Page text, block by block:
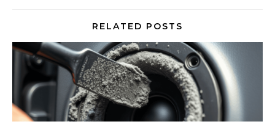
RELATED POSTS